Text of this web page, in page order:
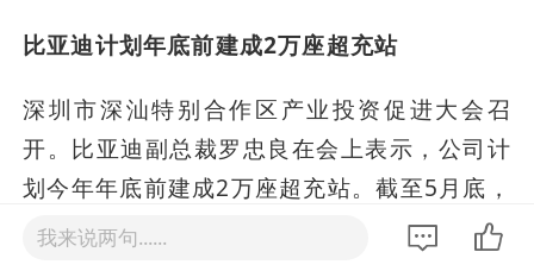
比亚迪计划年底前建成2万座超充站
深圳市深汕特别合作区产业投资促进大会召
开。比亚迪副总裁罗忠良在会上表示，公司计
划今年年底前建成2万座超充站。截至5月底，
已建成超6150座，其中深圳149座。
我来说两句......